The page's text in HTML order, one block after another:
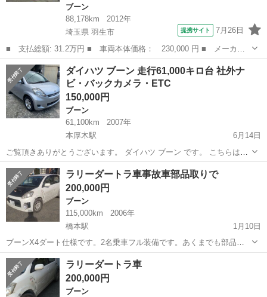
ブーン
88,178km
2012年
埼玉県 羽生市
提携サイト 7月26日
■ 支払総額: 31.2万円 ■ 車両本体価格： 230,000 円 ■ メーカー
名： ダイハツ ■ 車種名： ブーン ■ グレード名： １．０ＣＬ
リミテッド スマートキー ベンチシート オートエアコン ワンセ
グＴＶ ナビ...
埼玉 羽生市 ブーン
ダイハツ ブーン 走行61,000キロ台 社外ナ
ビ・バックカメラ・ETC
150,000円
ブーン
61,100km
2007年
本厚木駅
6月14日
ご覧頂きありがとうございます。 ダイハツ ブーン です。 こちらは、
トヨタ パッソのOEM車になります。 本体価格：13.4万円(税抜) ■ 走行
距離61,100キロ ■ エンジン・ミッション良...
神奈川 厚木市 本厚木駅 ブーン 車両
ラリーダートラ車事故車部品取りで
200,000円
ブーン
115,000km
2006年
橋本駅
1月10日
ブーンX4ダート仕様です。2名乗車フル装備です。あくまでも部品取
りで出品してます。再投稿です。見に来た方が車を修理するつもりで
いたらしく、キャンセルに成りましたので、部品取りで良い方にお譲
りします。外装は下です。車検が10月...
神奈川 愛甲郡 橋本駅 ブーン
ラリーダートラ車
200,000円
ブーン